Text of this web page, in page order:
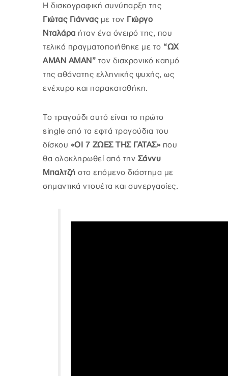
Η δισκογραφική συνύπαρξη της
Γιώτας Γιάνναςμε τον Γιώργο
Νταλάρα ήταν ένα όνειρό της, που
τελικά πραγματοποιήθηκε με το “ΩΧ
ΑΜΑΝ ΑΜΑΝ” τον διαχρονικό καημό
της αθάνατης ελληνικής ψυχής, ως
ενέχυρο και παρακαταθήκη.
Το τραγούδι αυτό είναι το πρώτο
single από τα εφτά τραγούδια του
δίσκου «ΟΙ 7 ΖΩΕΣ ΤΗΣ ΓΑΤΑΣ» που
θα ολοκληρωθεί από την Σάννυ
Μπαλτζή στο επόμενο διάστημα με
σημαντικά ντουέτα και συνεργασίες.